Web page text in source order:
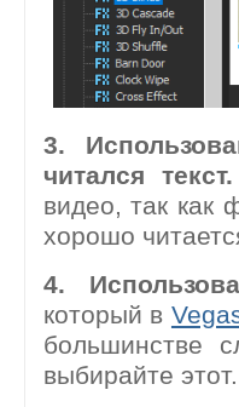
3.
читался текст.
видео, так как
хорошо
4.
который в
большинстве
выбирайте этот.